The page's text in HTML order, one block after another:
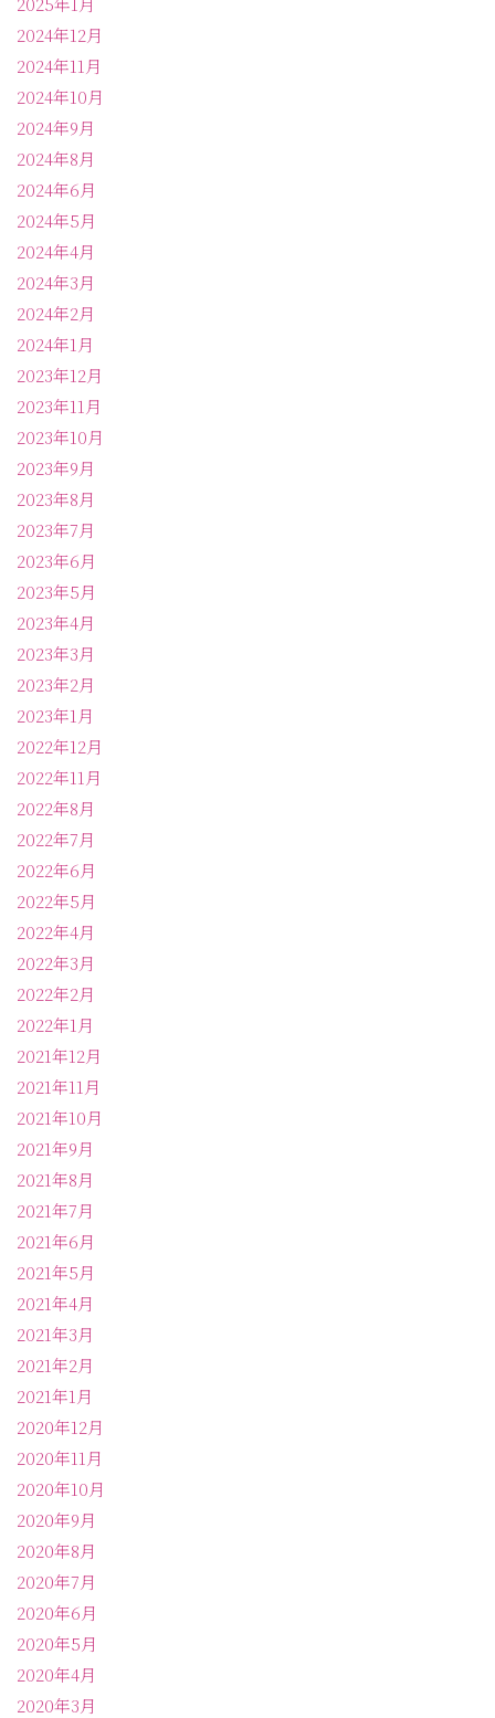
2024年12月
2024年11月
2024年10月
2024年9月
2024年8月
2024年6月
2024年5月
2024年4月
2024年3月
2024年2月
2024年1月
2023年12月
2023年11月
2023年10月
2023年9月
2023年8月
2023年7月
2023年6月
2023年5月
2023年4月
2023年3月
2023年2月
2023年1月
2022年12月
2022年11月
2022年8月
2022年7月
2022年6月
2022年5月
2022年4月
2022年3月
2022年2月
2022年1月
2021年12月
2021年11月
2021年10月
2021年9月
2021年8月
2021年7月
2021年6月
2021年5月
2021年4月
2021年3月
2021年2月
2021年1月
2020年12月
2020年11月
2020年10月
2020年9月
2020年8月
2020年7月
2020年6月
2020年5月
2020年4月
2020年3月